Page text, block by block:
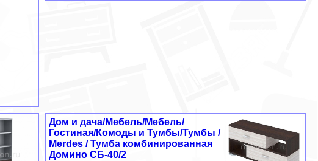
Дом и дача/Мебель/Мебель/
Гостиная/Комоды и Тумбы/Тумбы /
Merdes / Тумба комбинированная
Домино СБ-40/2